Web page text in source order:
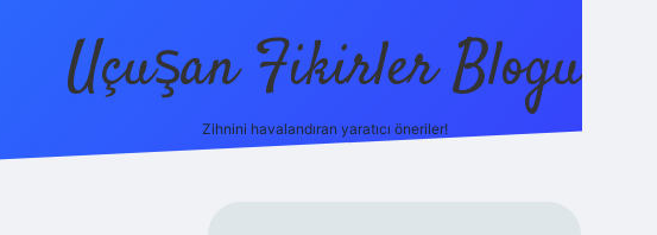
Uçuşan Fikirler Blogu
Zihnini havalandıran yaratıcı öneriler!